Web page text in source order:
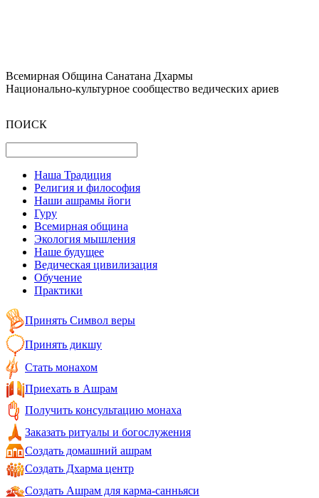
Всемирная Община Санатана Дхармы
Национально-культурное сообщество ведических ариев
ПОИСК
Наша Традиция
Религия и философия
Наши ашрамы йоги
Гуру
Всемирная община
Экология мышления
Наше будущее
Ведическая цивилизация
Обучение
Практики
Принять Символ веры
Принять дикшу
Стать монахом
Приехать в Ашрам
Получить консультацию монаха
Заказать ритуалы и богослужения
Создать домашний ашрам
Создать Дхарма центр
Создать Ашрам для карма-санньяси